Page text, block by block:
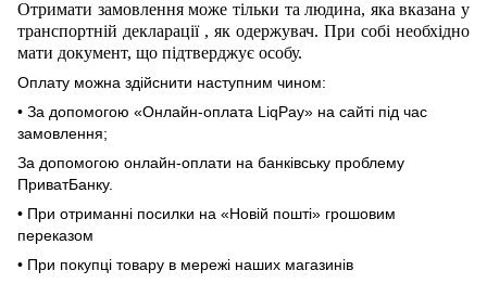
Отримати замовлення може тільки та людина, яка вказана у
транспортній декларації , як одержувач. При собі необхідно
мати документ, що підтверджує особу.
Оплату можна здійснити наступним чином:
• За допомогою «Онлайн-оплата LiqPay» на сайті під час
замовлення;
За допомогою онлайн-оплати на банківську проблему
ПриватБанку.
• При отриманні посилки на «Новій пошті» грошовим
переказом
• При покупці товару в мережі наших магазинів